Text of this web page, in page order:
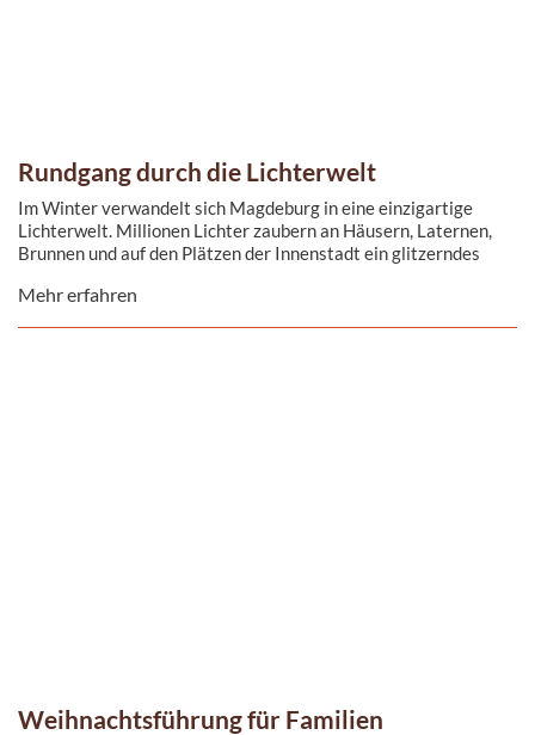
Rundgang durch die Lichterwelt
Im Winter verwandelt sich Magdeburg in eine einzigartige
Lichterwelt. Millionen Lichter zaubern an Häusern, Laternen,
Brunnen und auf den Plätzen der Innenstadt ein glitzerndes
Mehr erfahren
Weihnachtsführung für Familien